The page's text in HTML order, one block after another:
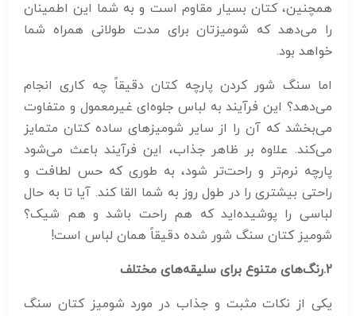
همچنین، کتان بسیار مقاوم است و به شما این اطمینان
را می‌دهد که شومیزتان برای مدت طولانی همراه شما
خواهد بود.
اما سنگ شور کردن پارچه کتان دقیقاً چه کاری انجام
می‌دهد؟ این فرآیند به لباس جلوه‌ای غیرمعمول و متفاوت
می‌بخشد که آن را از سایر شومیزهای ساده کتان متمایز
می‌کند. علاوه بر ظاهر جذاب، این فرآیند باعث می‌شود
پارچه نرم‌تر و راحت‌تر شود، به طوری که حس لطافت و
راحتی بیشتری را در طول روز به شما القا کند. آیا تا به حال
لباسی را پوشیده‌اید که هم راحت باشد و هم شیک؟
شومیز کتان سنگ شور شده دقیقاً همان لباس است!
2.رنگ‌های متنوع برای سلیقه‌های مختلف
یکی از نکات مثبت و جذاب در مورد شومیز کتان سنگ